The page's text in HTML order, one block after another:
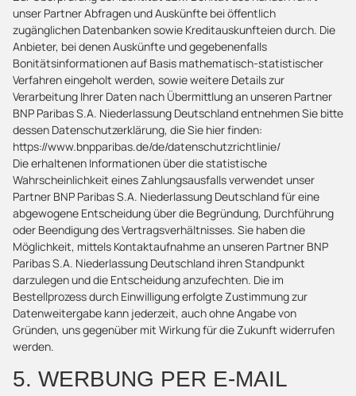
unser Partner Abfragen und Auskünfte bei öffentlich
zugänglichen Datenbanken sowie Kreditauskunfteien durch. Die
Anbieter, bei denen Auskünfte und gegebenenfalls
Bonitätsinformationen auf Basis mathematisch-statistischer
Verfahren eingeholt werden, sowie weitere Details zur
Verarbeitung Ihrer Daten nach Übermittlung an unseren Partner
BNP Paribas S.A. Niederlassung Deutschland entnehmen Sie bitte
dessen Datenschutzerklärung, die Sie hier finden:
https://www.bnpparibas.de/de/datenschutzrichtlinie/
Die erhaltenen Informationen über die statistische
Wahrscheinlichkeit eines Zahlungsausfalls verwendet unser
Partner BNP Paribas S.A. Niederlassung Deutschland für eine
abgewogene Entscheidung über die Begründung, Durchführung
oder Beendigung des Vertragsverhältnisses. Sie haben die
Möglichkeit, mittels Kontaktaufnahme an unseren Partner BNP
Paribas S.A. Niederlassung Deutschland ihren Standpunkt
darzulegen und die Entscheidung anzufechten. Die im
Bestellprozess durch Einwilligung erfolgte Zustimmung zur
Datenweitergabe kann jederzeit, auch ohne Angabe von
Gründen, uns gegenüber mit Wirkung für die Zukunft widerrufen
werden.
5. WERBUNG PER E-MAIL